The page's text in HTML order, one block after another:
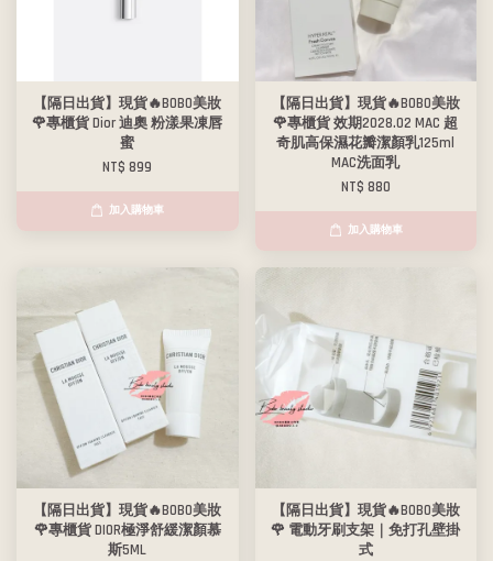
【隔日出貨】現貨🔥BOBO美妝
🌹專櫃貨 Dior 迪奧 粉漾果凍唇
蜜
NT$ 899
加入購物車
【隔日出貨】現貨🔥BOBO美妝
🌹專櫃貨 效期2028.02 MAC 超
奇肌高保濕花瓣潔顏乳125ml
MAC洗面乳
NT$ 880
加入購物車
【隔日出貨】現貨🔥BOBO美妝
🌹專櫃貨 DIOR極淨舒緩潔顏慕
斯5ML
【隔日出貨】現貨🔥BOBO美妝
🌹 電動牙刷支架｜免打孔壁掛
式